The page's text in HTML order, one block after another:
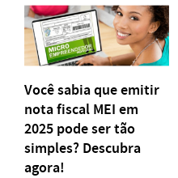
Você sabia que emitir
nota fiscal MEI em
2025 pode ser tão
simples? Descubra
agora!